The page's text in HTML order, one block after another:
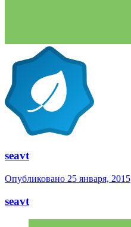
seavt
Опубликовано 25 января, 2015
seavt